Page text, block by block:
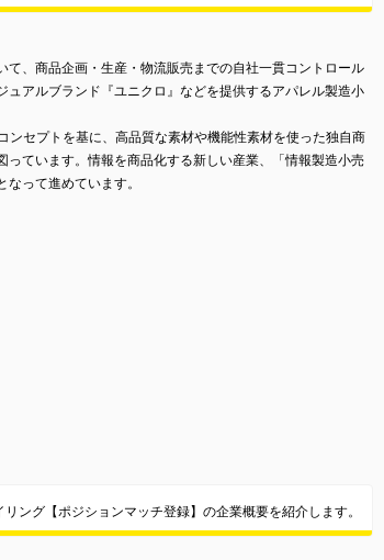
て、商品企画・生産・物流販売までの自社一貫コントロール
ュアルブランド『ユニクロ』などを提供するアパレル製造小
ンセプトを基に、高品質な素材や機能性素材を使った独自商
っています。情報を商品化する新しい産業、「情報製造小売
って進めています。
ング【ポジションマッチ登録】の企業概要を紹介します。